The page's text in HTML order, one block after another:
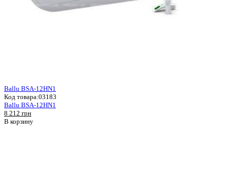
Ballu BSA-12HN1
Код товара:03183
Ballu BSA-12HN1
8 212 грн
В корзину